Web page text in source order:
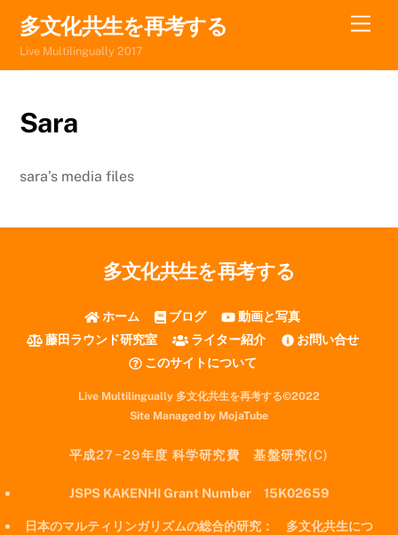
content
多文化共生を再考する
Live Multilingually 2017
Sara
sara’s media files
多文化共生を再考する
ホーム ブログ
動画と写真
藤田ラウンド研究室
ライター紹介
お問い合せ
このサイトについて
Live Multilingually 多文化共生を再考する©2022
Site Managed by MojaTube
平成27−29年度 科学研究費 基盤研究(C)
JSPS KAKENHI Grant Number 15K02659
日本のマルティリンガリズムの総合的研究： 多文化共生につ